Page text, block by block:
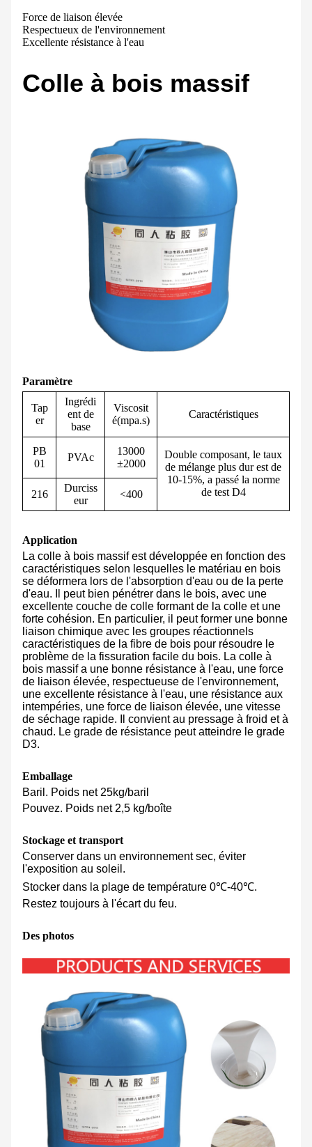
Force de liaison élevée
Respectueux de l'environnement
Excellente résistance à l'eau
Colle à bois massif
Paramètre
Tap
er
Ingrédi
ent de
base
Viscosit
é(mpa.s)
Caractéristiques
PB
01
PVAc
13000
±2000
Double composant, le taux
de mélange plus dur est de
10-15%, a passé la norme
de test D4
216
Durciss
eur
<400
Application
La colle à bois massif est développée en fonction des
caractéristiques selon lesquelles le matériau en bois
se déformera lors de l'absorption d'eau ou de la perte
d'eau. Il peut bien pénétrer dans le bois, avec une
excellente couche de colle formant de la colle et une
forte cohésion. En particulier, il peut former une bonne
liaison chimique avec les groupes réactionnels
caractéristiques de la fibre de bois pour résoudre le
problème de la fissuration facile du bois. La colle à
bois massif a une bonne résistance à l'eau, une force
de liaison élevée, respectueuse de l'environnement,
une excellente résistance à l'eau, une résistance aux
intempéries, une force de liaison élevée, une vitesse
de séchage rapide. Il convient au pressage à froid et à
chaud. Le grade de résistance peut atteindre le grade
D3.
Emballage
Baril. Poids net 25kg/baril
Pouvez. Poids net 2,5 kg/boîte
Stockage et transport
Conserver dans un environnement sec, éviter
l'exposition au soleil.
Stocker dans la plage de température 0℃-40℃.
Restez toujours à l'écart du feu.
Des photos